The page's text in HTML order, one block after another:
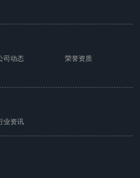
司动态
荣誉资质
业资讯